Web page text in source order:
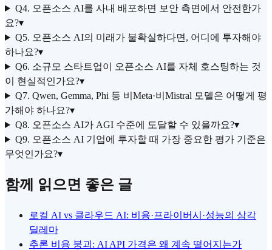
Q4. 오픈소스 AI를 사내 배포하면 보안 측면에서 안전한가
요?▾
Q5. 오픈소스 AI의 미래가 불확실하다면, 어디에 투자해야
하나요?▾
Q6. 소규모 스타트업이 오픈소스 AI를 자체 호스팅하는 것
이 현실적인가요?▾
Q7. Qwen, Gemma, Phi 등 비Meta·비Mistral 모델은 어떻게 평
가해야 하나요?▾
Q8. 오픈소스 AI가 AGI 수준에 도달할 수 있을까요?▾
Q9. 오픈소스 AI 기업에 투자할 때 가장 중요한 평가 기준은
무엇인가요?▾
함께 읽으면 좋은 글
로컬 AI vs 클라우드 AI: 비용·프라이버시·성능의 삼각
딜레마
추론 비용 붕괴: AI API 가격은 왜 계속 떨어지는가